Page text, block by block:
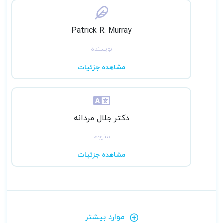
Patrick R. Murray
نویسنده
مشاهده جزئیات
دکتر جلال مردانه
مترجم
مشاهده جزئیات
موارد بیشتر